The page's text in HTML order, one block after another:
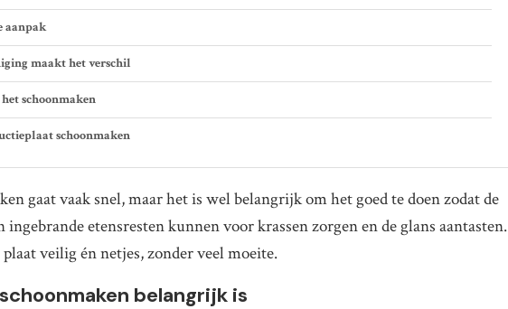
aanpak
maakt het verschil
schoonmaken
schoonmaken
gaat vaak snel, maar het is wel belangrijk om het goed te doen zodat de
etensresten kunnen voor krassen zorgen en de glans aantasten.
veilig én netjes, zonder veel moeite.
belangrijk is